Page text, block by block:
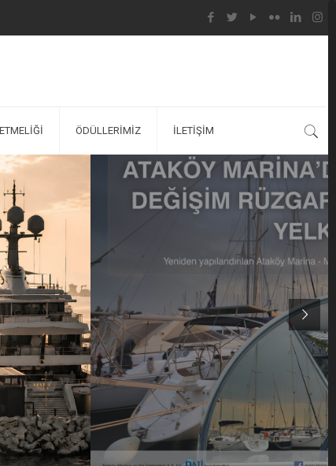
ÖDÜLLERİMİZ İLETİŞİM